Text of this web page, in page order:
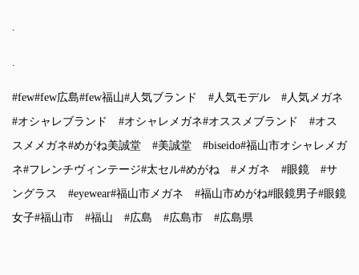
.
.
#few#few広島#few福山#人気ブランド #人気モデル
#人気メガネ
#オシャレブランド
#オシャレメガネ#オススメブランド
#オス
スメメガネ#めがね美誠堂 #美誠堂 #biseido#福山市オシャレメガ
ネ#フレンチヴィンテージ#太セル#めがね #メガネ #眼鏡
#サ
ングラス
#eyewear#福山市メガネ #福山市めがね#眼鏡男子#眼鏡
女子#福山市 #福山 #広島 #広島市 #広島県